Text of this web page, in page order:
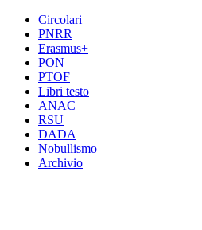
Circolari
PNRR
Erasmus+
PON
PTOF
Libri testo
ANAC
RSU
DADA
Nobullismo
Archivio